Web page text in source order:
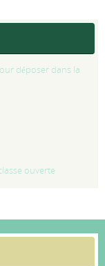
déposer dans la
ouverte